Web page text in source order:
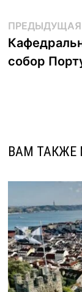
по
записям
собор
ВАМ ТАКЖЕ